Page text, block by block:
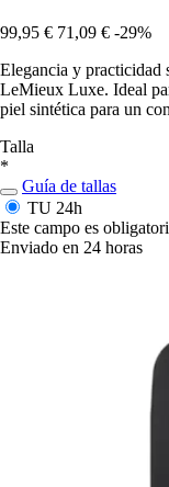
99,95 € 71,09 € -29%
Elegancia y practicidad
LeMieux Luxe. Ideal
piel sintética para un
Talla
*
Guía de tallas
TU 24h
Este campo es
Enviado en 24 horas